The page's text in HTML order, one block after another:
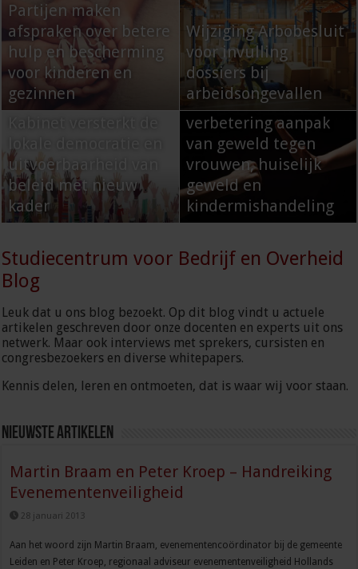
Partijen maken
afspraken over betere
hulp en bescherming
voor kinderen en
gezinnen
Wijziging Arbobesluit
voor invulling
dossiers bij
arbeidsongevallen
uitvoerbaarheid van
beleid met nieuw
kader
Kabinet werkt aan
verbetering aanpak
van geweld tegen
vrouwen, huiselijk
geweld en
kindermishandeling
Studiecentrum voor Bedrijf en Overheid
Blog
Leuk dat u ons blog bezoekt. Op dit blog vindt u actuele
artikelen geschreven door onze docenten en experts uit ons
netwerk. Maar ook interviews met sprekers, cursisten en
congresbezoekers en diverse whitepapers.
Kennis delen, leren en ontmoeten, dat is waar wij voor staan.
Nieuwste artikelen
Martin Braam en Peter Kroep – Handreiking
Evenementenveiligheid
28 januari 2013
Aan het woord zijn Martin Braam, evenementencoördinator bij de gemeente
Leiden en Peter Kroep, regionaal adviseur evenementenveiligheid Hollands